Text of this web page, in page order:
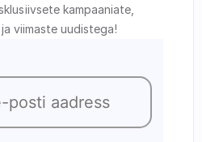
kampaaniate,
viimaste uudistega!